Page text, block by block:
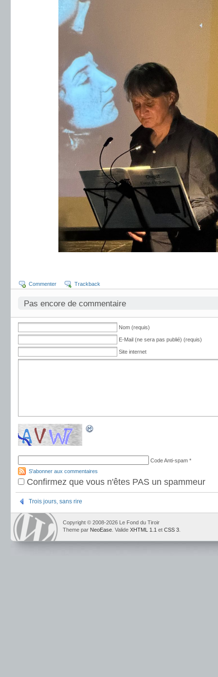
Commenter Trackback
Pas encore de commentaire
Nom (requis)
E-Mail (ne sera pas publié) (requis)
Site internet
Code Anti-spam *
S'abonner aux commentaires
Confirmez que vous n'êtes PAS un spammeur
Trois jours, sans rire
Copyright © 2008-2026 Le Fond du Tiroir
Theme par NeoEase . Valide XHTML 1.1 et CSS 3